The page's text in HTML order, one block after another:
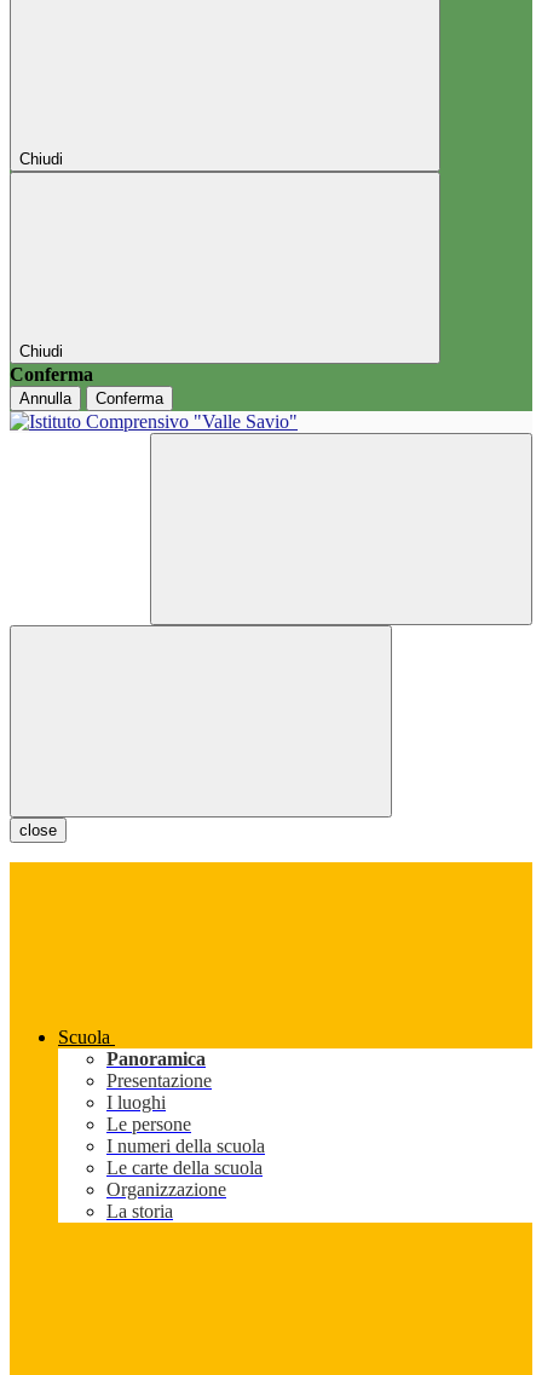
Chiudi
Chiudi
Conferma
Annulla Conferma
close
Scuola
Panoramica
Presentazione
I luoghi
Le persone
I numeri della scuola
Le carte della scuola
Organizzazione
La storia